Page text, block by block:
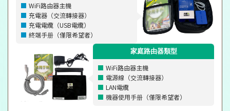
WiFi路由器主機
充電器（交流轉接器）
充電電纜（USB電纜）
終端手册（僅限希望者）
家庭路由器類型
WiFi路由器主機
電源線（交流轉接器）
LAN電纜
機器使用手册（僅限希望者）